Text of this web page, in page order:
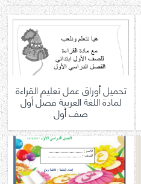
تحميل أوراق عمل تعليم القراءة
لمادة اللغة العربية فصل أول
صف أول